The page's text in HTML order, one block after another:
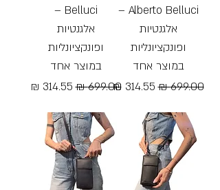
Alberto Belluci –
אלגנטיות
ופונקציונליות
במוצר אחד
מחיר רגיל‏699.00 ‏₪ מחיר מבצע
Belluci –
אלגנטיות
ופונקציונליות
במוצר אחד
מחיר רגיל‏699.00 ‏₪ מחיר מבצע